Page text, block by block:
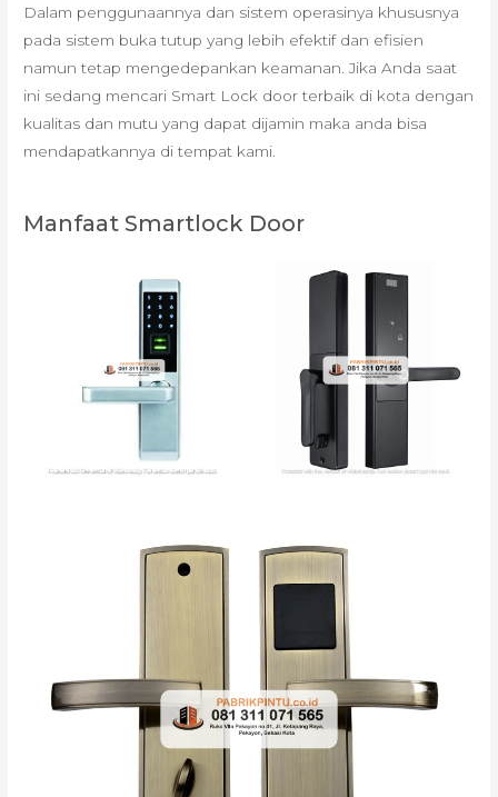
Dalam penggunaannya dan sistem operasinya khususnya
pada sistem buka tutup yang lebih efektif dan efisien
namun tetap mengedepankan keamanan. Jika Anda saat
ini sedang mencari Smart Lock door terbaik di kota dengan
kualitas dan mutu yang dapat dijamin maka anda bisa
mendapatkannya di tempat kami.
Manfaat Smartlock Door